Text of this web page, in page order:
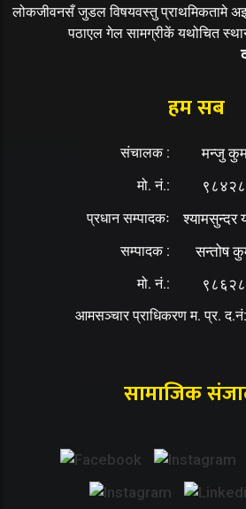
लोकजीवनसँ जुडल विषयवस्तु प्राथमिकतामे
पठाएल गेल सामग्रीकें यथोचित
हम सब
संचालक : मन्जु
मो. नं.:
प्रधान सम्पादकः श्यामसुन्दर
सम्पादक : सन्तोष
मो. नं.:
आमसञ्चार प्राधिकरण म. प्र.
सामाजिक